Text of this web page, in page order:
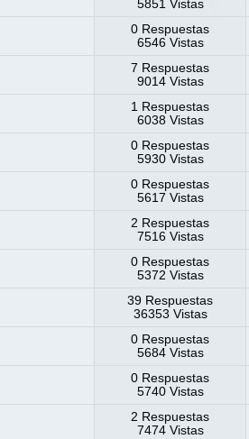
5851 Vistas
0 Respuestas
6546 Vistas
7 Respuestas
9014 Vistas
1 Respuestas
6038 Vistas
0 Respuestas
5930 Vistas
0 Respuestas
5617 Vistas
2 Respuestas
7516 Vistas
0 Respuestas
5372 Vistas
39 Respuestas
36353 Vistas
0 Respuestas
5684 Vistas
0 Respuestas
5740 Vistas
2 Respuestas
7474 Vistas